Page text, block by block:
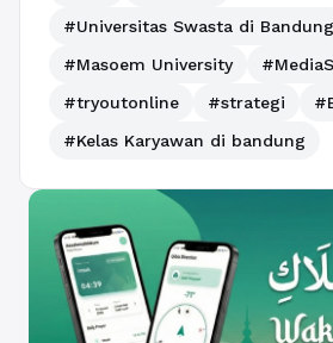
#Universitas Swasta di Bandung
#Masoem University
#tryoutonline
#strategi
#Kelas Karyawan di bandung